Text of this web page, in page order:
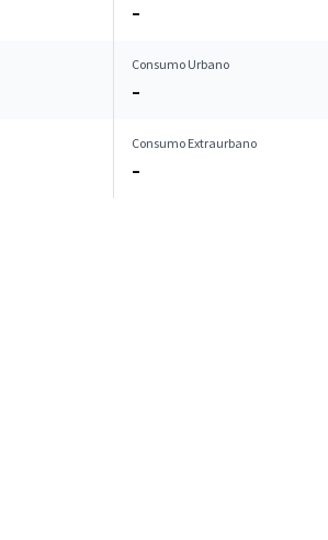
–
Consumo Urbano
–
Consumo Extraurbano
–